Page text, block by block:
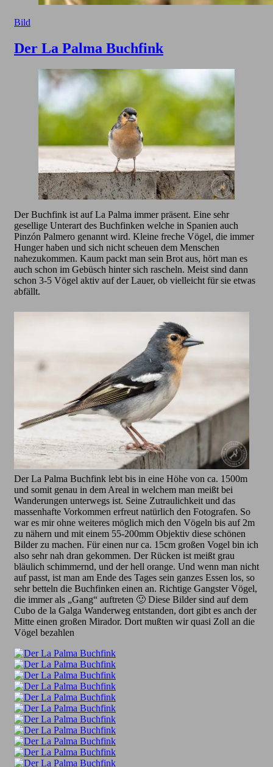
Bild
Der La Palma Buchfink
Der Buchfink ist auf La Palma immer präsent. Eine sehr
gesellige Unterart des Buchfinken welche in Spanien auch
Pinzón Palmero genannt wird. Kleine freche Vögel, die immer
Hunger haben und sich nicht scheuen dem Menschen
nahezukommen. Kaum packt man sein Brot aus, hört man es
auch schon im Gebüsch hinter sich rascheln. Meist sind dann
schon 3-5 Vögel aktiv auf der Lauer, ob vielleicht für sie etwas
abfällt.
Der La Palma Buchfink lebt bis in eine Höhe von ca. 1500m
und somit genau in dem Areal in welchem man meißt bei
Wanderungen unterwegs ist. Seine Zutraulichkeit und das
massenhafte Vorkommen erfreut natürlich den Fotografen. So
war es mir ohne weiteres möglich mich den Vögeln bis auf 2m
zu nähern und mit einem 55-200mm Objektiv diese schönen
Bilder zu machen. Für einen nur ca. 15cm großen Vogel bin ich
also sehr nah dran gekommen. Der Rücken ist meißt grau
bläulich schimmernd, und der hell orange. Und wenn man nicht
auf passt, ist man am Ende des Tages sein ganzes Essen los, so
sehr betteln die Buchfinken einen an. Richtige Gangster Vögel,
die immer als „Gang“ auftreten 🙂 Diese Bilder sind auf dem
Cubo de la Galga Wanderweg entstanden, dort gibt es anch der
Mitte einen großen Mirador. Dort mußten wir quasi Zoll an die
Vögel bezahlen